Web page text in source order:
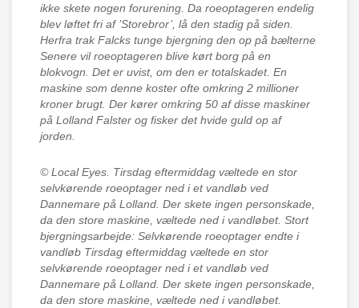
ikke skete nogen forurening. Da roeoptageren endelig
blev løftet fri af ’Storebror’, lå den stadig på siden.
Herfra trak Falcks tunge bjergning den op på bælterne
Senere vil roeoptageren blive kørt borg på en
blokvogn. Det er uvist, om den er totalskadet. En
maskine som denne koster ofte omkring 2 millioner
kroner brugt. Der kører omkring 50 af disse maskiner
på Lolland Falster og fisker det hvide guld op af
jorden.
© Local Eyes. Tirsdag eftermiddag væltede en stor
selvkørende roeoptager ned i et vandløb ved
Dannemare på Lolland. Der skete ingen personskade,
da den store maskine, væltede ned i vandløbet. Stort
bjergningsarbejde: Selvkørende roeoptager endte i
vandløb Tirsdag eftermiddag væltede en stor
selvkørende roeoptager ned i et vandløb ved
Dannemare på Lolland. Der skete ingen personskade,
da den store maskine, væltede ned i vandløbet.